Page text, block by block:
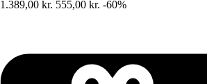
1.389,00 kr. 555,00 kr. -60%